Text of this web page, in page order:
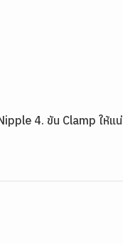
4. ขัน Clamp ให้